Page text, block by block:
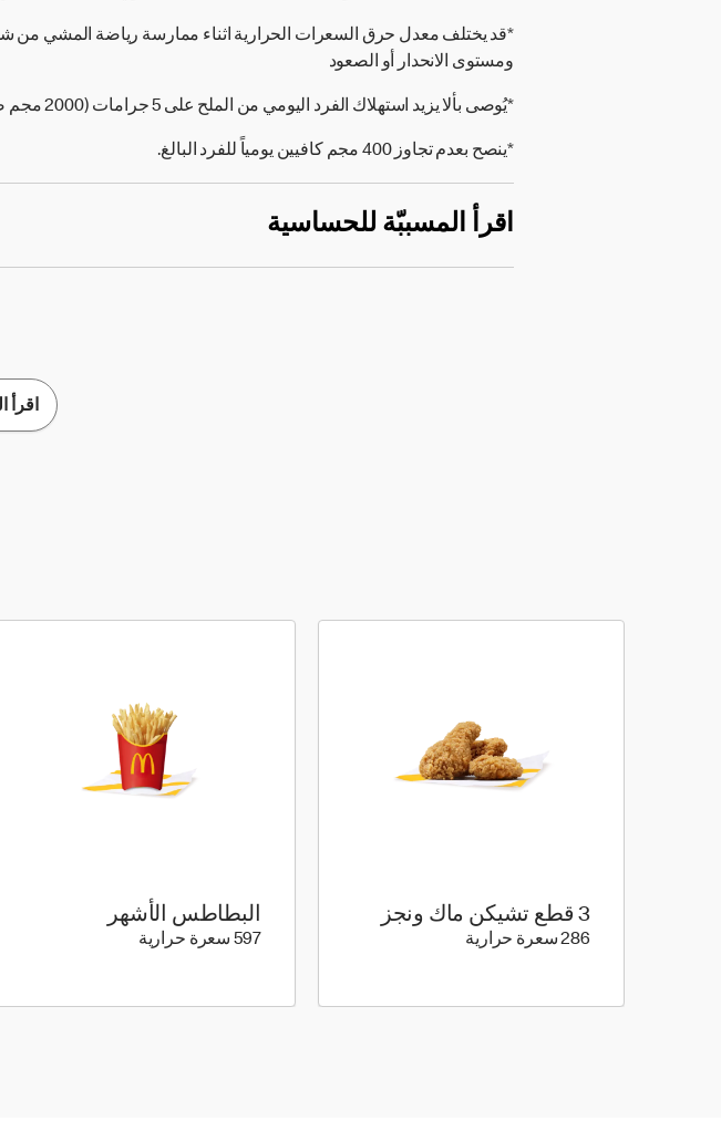
*قد يختلف معدل حرق السعرات الحرارية اثناء ممارسة رياضة المشي من
ومستوى الانحدار أو الصعود
*يُوصى بألا يزيد استهلاك الفرد اليومي من الملح على 5 جرامات (2000 مجم صوديوم).
*ينصح بعدم تجاوز 400 مجم كافيين يومياً للفرد البالغ.
اقرأ المسببّة للحساسية
اقرأ
3 قطع تشيكن ماك ونجز
286 سعرة حرارية 286 كيلو سعرة حرارية
البطاطس الأشهر
597 سعرة حرارية